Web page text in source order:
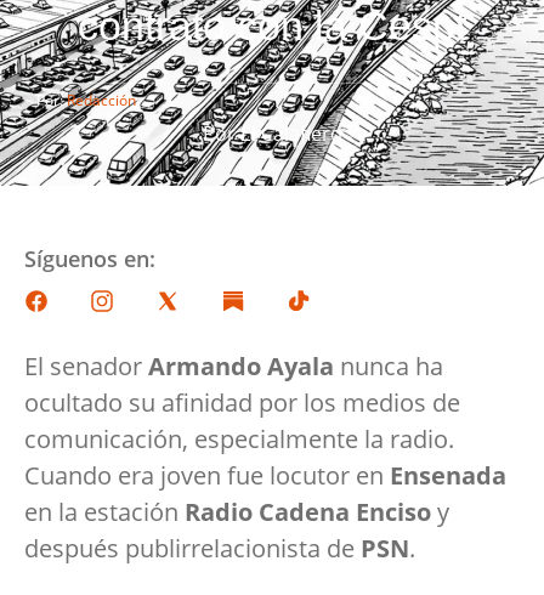
contrato con la Cespt
Por: Redacción
Por El Calafiero
Síguenos en:
El senadorArmando Ayala nunca ha
ocultado su afinidad por los medios de
comunicación, especialmente la radio.
Cuando era joven fue locutor en Ensenada
en la estación Radio Cadena Encisoy
después publirrelacionista de PSN.